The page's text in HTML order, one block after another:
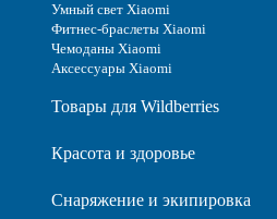
Умный свет Xiaomi
Фитнес-браслеты Xiaomi
Чемоданы Xiaomi
Аксессуары Xiaomi
Товары для Wildberries
Красота и здоровье
Снаряжение и экипировка